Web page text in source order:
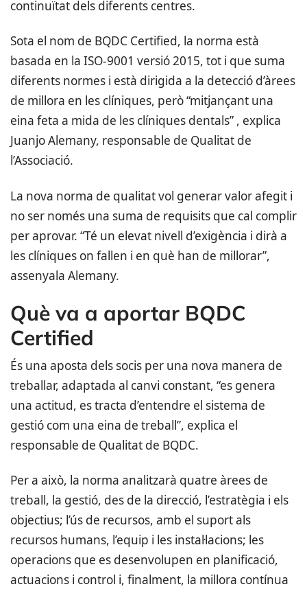
continuïtat dels diferents centres.
Sota el nom de BQDC Certified, la norma està
basada en la ISO-9001 versió 2015, tot i que suma
diferents normes i està dirigida a la detecció d’àrees
de millora en les clíniques, però “mitjançant una
eina feta a mida de les clíniques dentals” , explica
Juanjo Alemany, responsable de Qualitat de
l’Associació.
La nova norma de qualitat vol generar valor afegit i
no ser només una suma de requisits que cal complir
per aprovar. “Té un elevat nivell d’exigència i dirà a
les clíniques on fallen i en què han de millorar”,
assenyala Alemany.
Què va a aportar BQDC
Certified
És una aposta dels socis per una nova manera de
treballar, adaptada al canvi constant, “es genera
una actitud, es tracta d’entendre el sistema de
gestió com una eina de treball”, explica el
responsable de Qualitat de BQDC.
Per a això, la norma analitzarà quatre àrees de
treball, la gestió, des de la direcció, l’estratègia i els
objectius; l’ús de recursos, amb el suport als
recursos humans, l’equip i les instal·lacions; les
operacions que es desenvolupen en planificació,
actuacions i control i, finalment, la millora contínua